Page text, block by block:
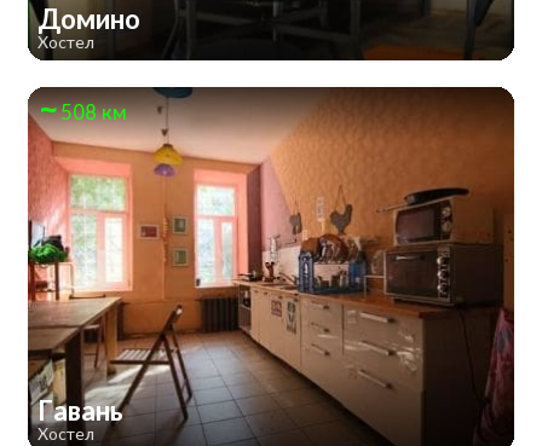
Домино
Хостел
508 км
Гавань
Хостел